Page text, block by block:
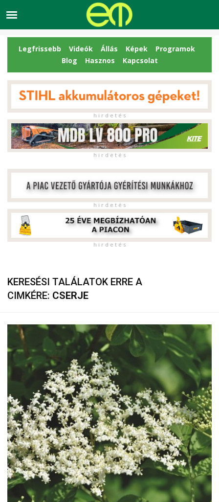
Legfrissebb Videók Állás Képek
Programok
Blog
Hasznos Kapcsolat
h i r d e t é s
h i r d e t é s
h i r d e t é s
h i r d e t é s
KERESÉSI TALÁLATOK ERRE A
CIMKÉRE: CSERJE